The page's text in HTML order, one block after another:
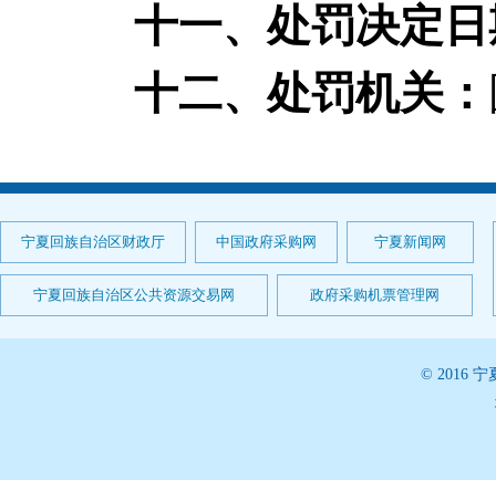
十一、处罚决定
十二、处罚机关：
宁夏回族自治区财政厅 中国政府采购网 宁夏新闻网
宁夏回族自治区公共资源交易网 政府采购机票管理网
© 2016 宁